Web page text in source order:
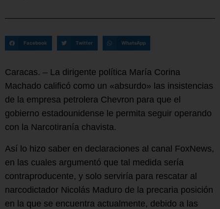
Facebook Twitter WhatsApp
Caracas. – La dirigente política María Corina
Machado calificó como un «absurdo» las insistencias
de la empresa petrolera Chevron para que el
gobierno estadounidense le permita seguir operando
con la Narcotiranía chavista.
Así lo hizo saber en declaraciones al canal FoxNews,
en las cuales argumentó que tal medida sería
contraproducente, y solo serviría para rescatar al
narcodictador Nicolás Maduro de la precaria posición
en la que se encuentra actualmente, debido a las